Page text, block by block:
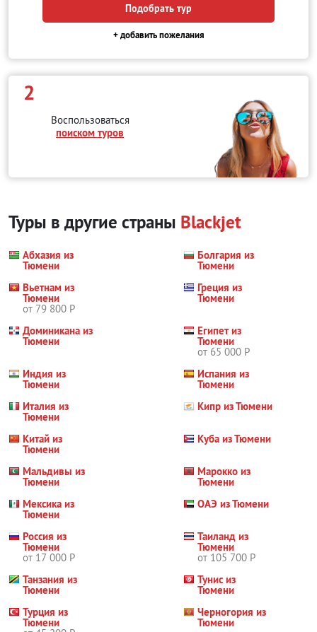
Подобрать тур
+ добавить пожелания
2
Воспользоваться
поиском туров
Туры в другие страны Blackjet
Абхазия из
Тюмени
Болгария из
Тюмени
Вьетнам из
Тюмени
от 79 800 Р
Греция из
Тюмени
Доминикана из
Тюмени
Египет из
Тюмени
от 65 000 Р
Индия из
Тюмени
Испания из
Тюмени
Италия из
Тюмени
Кипр из Тюмени
Китай из
Тюмени
Куба из Тюмени
Мальдивы из
Тюмени
Марокко из
Тюмени
Мексика из
Тюмени
ОАЭ из Тюмени
Россия из
Тюмени
от 17 000 Р
Таиланд из
Тюмени
от 105 700 Р
Танзания из
Тюмени
Тунис из
Тюмени
Турция из
Тюмени
Черногория из
Тюмени